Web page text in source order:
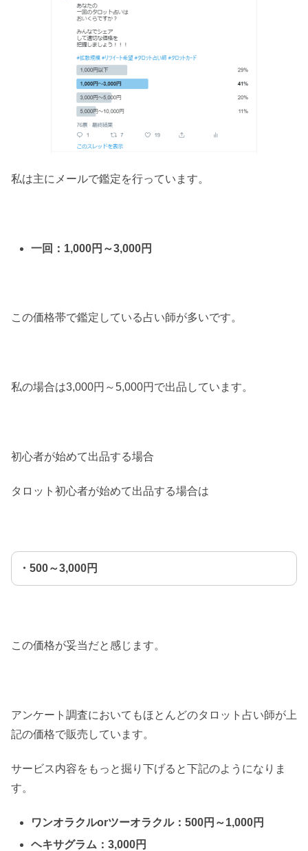
私は主にメールで鑑定を行っています。
一回：1,000円～3,000円
この価格帯で鑑定している占い師が多いです。
私の場合は3,000円～5,000円で出品しています。
初心者が始めて出品する場合
タロット初心者が始めて出品する場合は
・500～3,000円
この価格が妥当だと感じます。
アンケート調査においてもほとんどのタロット占い師が上
記の価格で販売しています。
サービス内容をもっと掘り下げると下記のようになりま
す。
ワンオラクルorツーオラクル：500円～1,000円
ヘキサグラム：3,000円